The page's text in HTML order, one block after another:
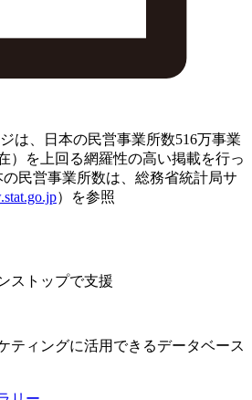
は、日本の民営事業所数516万事業
）を上回る網羅性の高い掲載を行っ
民営事業所数は、総務省統計局サ
）を参照
ストップで支援
ティングに活用できるデータベース